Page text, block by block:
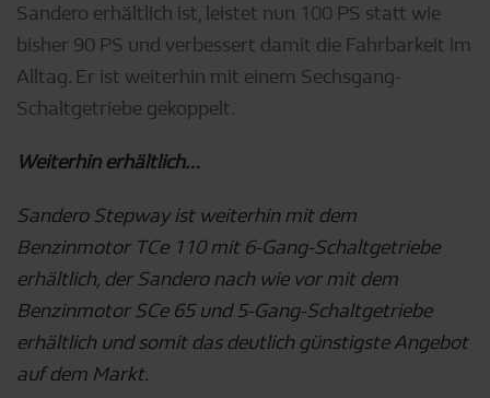
Sandero erhältlich ist, leistet nun 100 PS statt wie
bisher 90 PS und verbessert damit die Fahrbarkeit im
Alltag. Er ist weiterhin mit einem Sechsgang-
Schaltgetriebe gekoppelt.
Weiterhin erhältlich…
Sandero Stepway ist weiterhin mit dem
Benzinmotor TCe 110 mit 6-Gang-Schaltgetriebe
erhältlich, der Sandero nach wie vor mit dem
Benzinmotor SCe 65 und 5-Gang-Schaltgetriebe
erhältlich und somit das deutlich günstigste Angebot
auf dem Markt.